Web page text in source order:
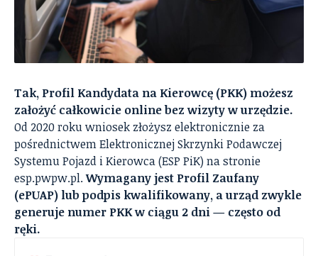
Tak, Profil Kandydata na Kierowcę (PKK) możesz
założyć całkowicie online bez wizyty w urzędzie.
Od 2020 roku wniosek złożysz elektronicznie za
pośrednictwem Elektronicznej Skrzynki Podawczej
Systemu Pojazd i Kierowca (ESP PiK) na stronie
esp.pwpw.pl.Wymagany jest Profil Zaufany
(ePUAP) lub podpis kwalifikowany, a urząd zwykle
generuje numer PKK w ciągu 2 dni — często od
ręki.